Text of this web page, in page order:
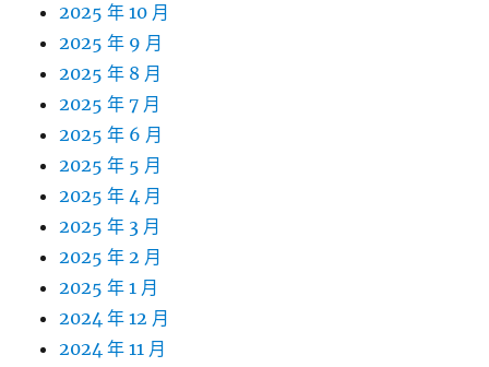
2025 年 10 月
2025 年 9 月
2025 年 8 月
2025 年 7 月
2025 年 6 月
2025 年 5 月
2025 年 4 月
2025 年 3 月
2025 年 2 月
2025 年 1 月
2024 年 12 月
2024 年 11 月